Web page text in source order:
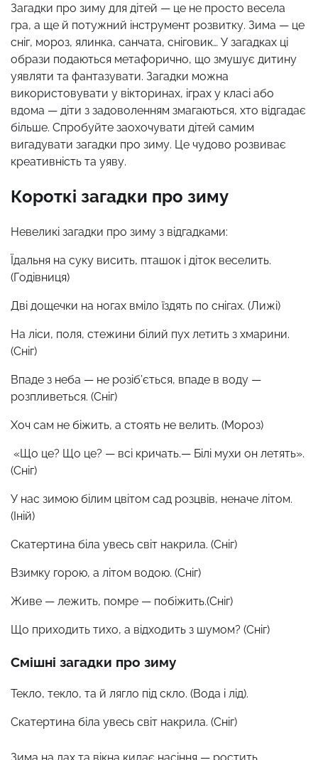
Загадки про зиму для дітей — це не просто весела
гра, а ще й потужний інструмент розвитку. Зима — це
сніг, мороз, ялинка, санчата, сніговик… У загадках ці
образи подаються метафорично, що змушує дитину
уявляти та фантазувати. Загадки можна
використовувати у вікторинах, іграх у класі або
вдома — діти з задоволенням змагаються, хто відгадає
більше. Спробуйте заохочувати дітей самим
вигадувати загадки про зиму. Це чудово розвиває
креативність та уяву.
Короткі загадки про зиму
Невеликі загадки про зиму з відгадками:
Їдальня на суку висить, пташок і діток веселить.
(Годівниця)
Дві дощечки на ногах вміло їздять по снігах. (Лижі)
На ліси, поля, стежини білий пух летить з хмарини.
(Сніг)
Впаде з неба — не розіб’ється, впаде в воду —
розпливеться. (Сніг)
Хоч сам не біжить, а стоять не велить. (Мороз)
«Що це? Що це? — всі кричать.— Білі мухи он летять».
(Сніг)
У нас зимою білим цвітом сад розцвів, неначе літом.
(Іній)
Скатертина біла увесь світ накрила. (Сніг)
Взимку горою, а літом водою. (Сніг)
Живе — лежить, помре — побіжить.(Сніг)
Що приходить тихо, а відходить з шумом? (Сніг)
Смішні загадки про зиму
Текло, текло, та й лягло під скло. (Вода і лід).
Скатертина біла увесь світ накрила. (Сніг)